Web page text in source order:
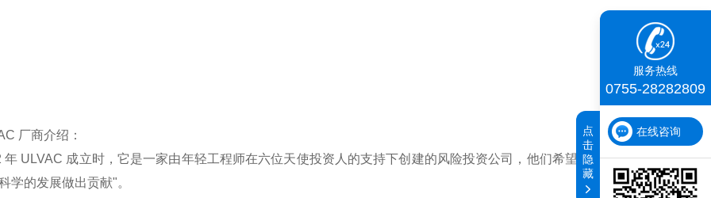
厂商介绍：
年 ULVAC 成立时，它是一家由年轻工程师在六位天使投资人的支持下创建的风险投资公司，他们希望“通过真空技术为工
学的发展做出贡献"。
服务热线
0755-28282809
在线咨询
点
击
隐
藏